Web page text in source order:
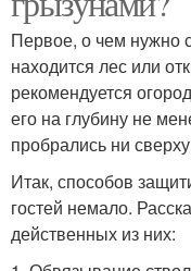
Первое, о чем нужно
находится лес или
рекомендуется
его на глубину не
пробрались ни
Итак, способов
гостей немало.
действенных из них: